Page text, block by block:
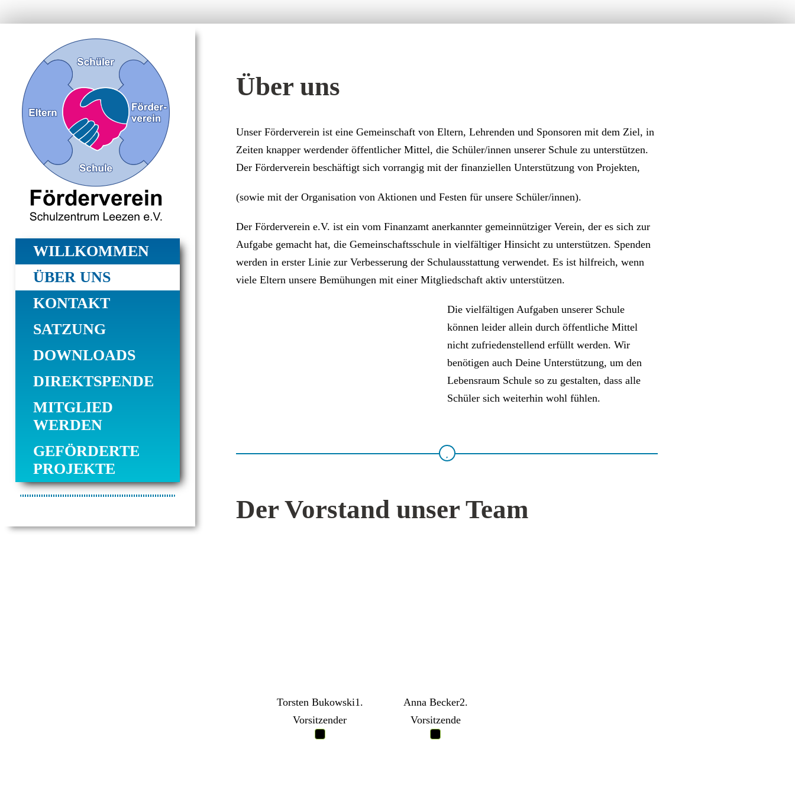
springen
WILLKOMMEN
ÜBER UNS
KONTAKT
SATZUNG
DOWNLOADS
DIREKTSPENDE
MITGLIED
WERDEN
GEFÖRDERTE
PROJEKTE
Über uns
Unser Förderverein ist eine Gemeinschaft von Eltern, Lehrenden und Sponsoren mit dem Ziel, in
Zeiten knapper werdender öffentlicher Mittel, die Schüler/innen unserer Schule zu unterstützen.
Der Förderverein beschäftigt sich vorrangig mit der finanziellen Unterstützung von Projekten,
(sowie mit der Organisation von Aktionen und Festen für unsere Schüler/innen).
Der Förderverein e.V. ist ein vom Finanzamt anerkannter gemeinnütziger Verein, der es sich zur
Aufgabe gemacht hat, die Gemeinschaftsschule in vielfältiger Hinsicht zu unterstützen. Spenden
werden in erster Linie zur Verbesserung der Schulausstattung verwendet. Es ist hilfreich, wenn
viele Eltern unsere Bemühungen mit einer Mitgliedschaft aktiv unterstützen.
Die vielfältigen Aufgaben unserer Schule
können leider allein durch öffentliche Mittel
nicht zufriedenstellend erfüllt werden. Wir
benötigen auch Deine Unterstützung, um den
Lebensraum Schule so zu gestalten, dass alle
Schüler sich weiterhin wohl fühlen.
Der Vorstand unser Team
Torsten Bukowski1.
Vorsitzender
Anna Becker2.
Vorsitzende